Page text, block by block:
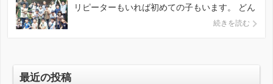
リピーターもいれば初めての子もいます。 どん
な子に会えるか、そしてこの３日間でどんな奇
続きを読む
最近の投稿